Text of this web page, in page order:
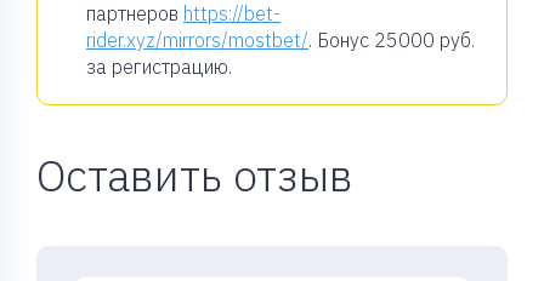
партнеров https://bet-
rider.xyz/mirrors/mostbet/. Бонус 25000 руб.
за регистрацию.
Оставить отзыв